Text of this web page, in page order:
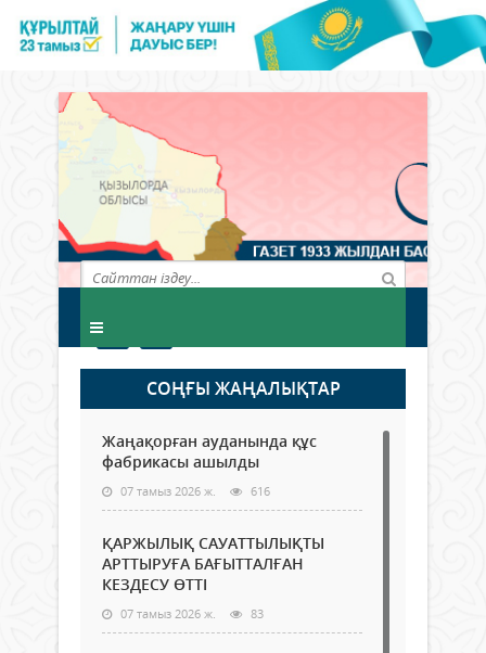
СОҢҒЫ ЖАҢАЛЫҚТАР
Жаңақорған ауданында құс
фабрикасы ашылды
07 тамыз 2026 ж. 616
ҚАРЖЫЛЫҚ САУАТТЫЛЫҚТЫ
АРТТЫРУҒА БАҒЫТТАЛҒАН
КЕЗДЕСУ ӨТТІ
07 тамыз 2026 ж. 83